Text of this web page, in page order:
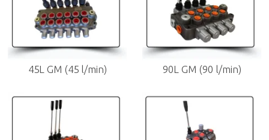
45L GM (45 l/min) 90L GM (90 l/min)